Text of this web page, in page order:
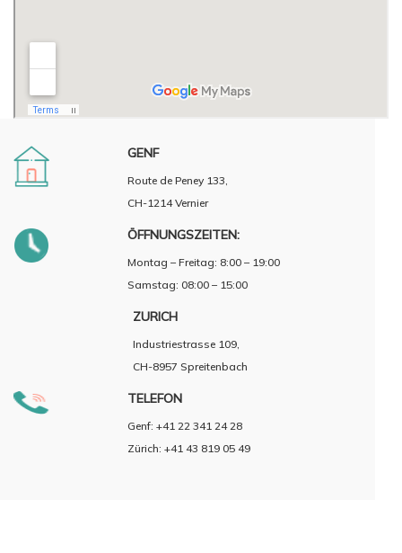
GENF
Route de Peney 133,
CH-1214 Vernier
ÖFFNUNGSZEITEN:
Montag – Freitag: 8:00 – 19:00
Samstag: 08:00 – 15:00
ZURICH
Industriestrasse 109,
CH-8957 Spreitenbach
TELEFON
Genf: +41 22 341 24 28
Zürich: +41 43 819 05 49